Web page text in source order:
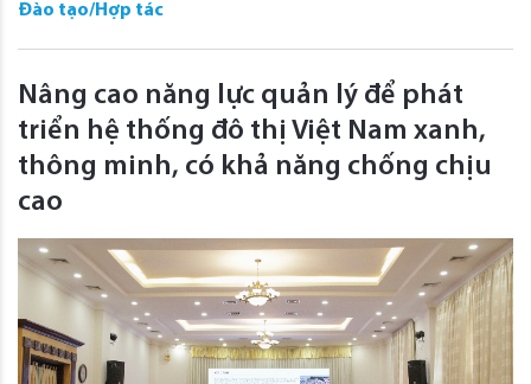
Đào tạo/Hợp tác
Nâng cao năng lực quản lý để phát
triển hệ thống đô thị Việt Nam xanh,
thông minh, có khả năng chống chịu
cao